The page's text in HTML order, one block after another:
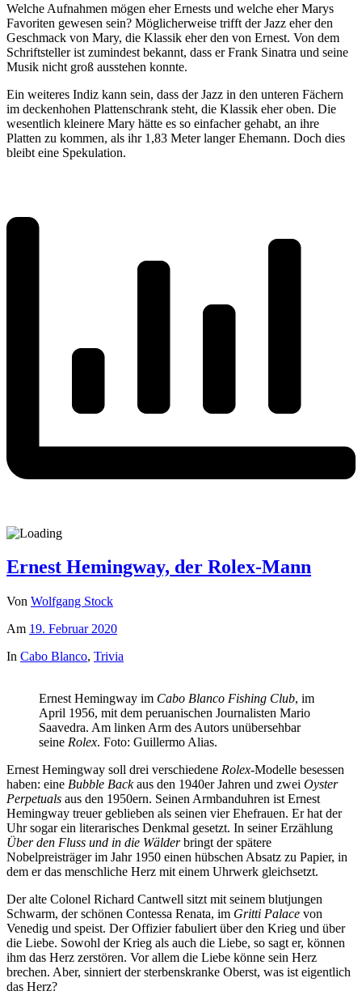
Welche Aufnahmen mögen eher Ernests und welche eher Marys
Favoriten gewesen sein? Möglicherweise trifft der Jazz eher den
Geschmack von Mary, die Klassik eher den von Ernest. Von dem
Schriftsteller ist zumindest bekannt, dass er Frank Sinatra und seine
Musik nicht groß ausstehen konnte.
Ein weiteres Indiz kann sein, dass der Jazz in den unteren Fächern
im deckenhohen Plattenschrank steht, die Klassik eher oben. Die
wesentlich kleinere Mary hätte es so einfacher gehabt, an ihre
Platten zu kommen, als ihr 1,83 Meter langer Ehemann. Doch dies
bleibt eine Spekulation.
Ernest Hemingway, der Rolex-Mann
Von Wolfgang Stock
Am 19. Februar 2020
In Cabo Blanco, Trivia
Ernest Hemingway im Cabo Blanco Fishing Club, im
April 1956, mit dem peruanischen Journalisten Mario
Saavedra. Am linken Arm des Autors unübersehbar
seine Rolex. Foto: Guillermo Alias.
Ernest Hemingway soll drei verschiedene Rolex-Modelle besessen
haben: eine Bubble Backaus den 1940er Jahren und zwei Oyster
Perpetuals aus den 1950ern. Seinen Armbanduhren ist Ernest
Hemingway treuer geblieben als seinen vier Ehefrauen. Er hat der
Uhr sogar ein literarisches Denkmal gesetzt. In seiner Erzählung
Über den Fluss und in die Wälderbringt der spätere
Nobelpreisträger im Jahr 1950 einen hübschen Absatz zu Papier, in
dem er das menschliche Herz mit einem Uhrwerk gleichsetzt.
Der alte Colonel Richard Cantwell sitzt mit seinem blutjungen
Schwarm, der schönen Contessa Renata, im Gritti Palace von
Venedig und speist. Der Offizier fabuliert über den Krieg und über
die Liebe. Sowohl der Krieg als auch die Liebe, so sagt er, können
ihm das Herz zerstören. Vor allem die Liebe könne sein Herz
brechen. Aber, sinniert der sterbenskranke Oberst, was ist eigentlich
das Herz?